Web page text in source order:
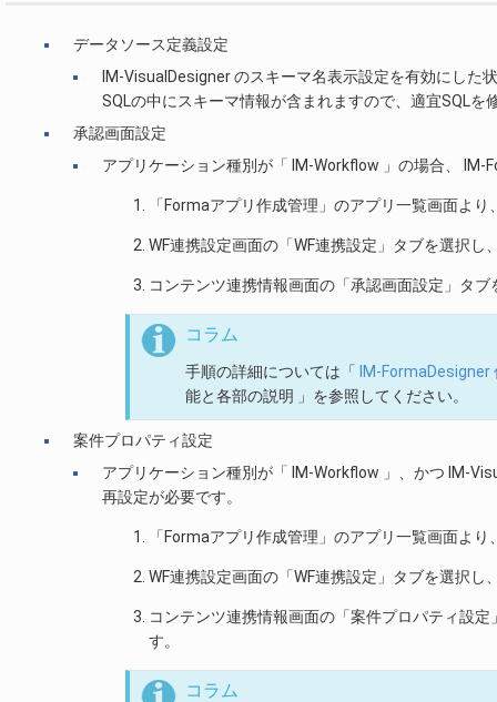
データソース定義設定
IM-VisualDesigner のスキーマ名表示設定を有効にし
SQLの中にスキーマ情報が含まれますので、適宜SQLを
承認画面設定
アプリケーション種別が「 IM-Workflow 」の場合、
「Formaアプリ作成管理」のアプリ一覧画面よ
WF連携設定画面の「WF連携設定」タブを選択
コンテンツ連携情報画面の「承認画面設定」タ
コラム
手順の詳細については「
IM-
能と各部の説明 」を参照してください。
案件プロパティ設定
アプリケーション種別が「 IM-Workflow 」、かつ IM-
再設定が必要です。
「Formaアプリ作成管理」のアプリ一覧画面よ
WF連携設定画面の「WF連携設定」タブを選択
コンテンツ連携情報画面の「案件プロパティ設
す。
コラム